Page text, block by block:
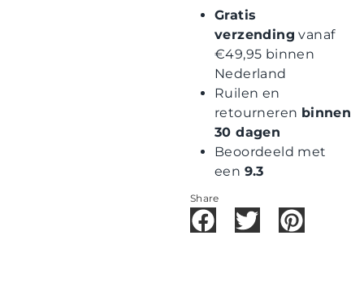
Gratis
verzending vanaf
€49,95 binnen
Nederland
Ruilen en
retourneren binnen
30 dagen
Beoordeeld met
een 9.3
Share